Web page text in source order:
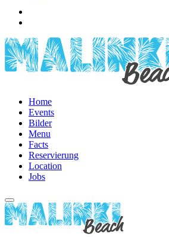
Home
Events
Bilder
Menu
Facts
Reservierung
Location
Jobs